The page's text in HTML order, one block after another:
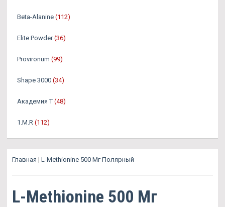
Beta-Alanine (112)
Elite Powder (36)
Provironum (99)
Shape 3000 (34)
Академия Т (48)
1.M.R (112)
Главная | L-Methionine 500 Мг Полярный
L-Methionine 500 Мг